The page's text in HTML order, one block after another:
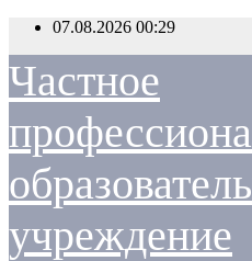
Перейти
содержимому
07.08.2026 00:29
Частное
учреждение